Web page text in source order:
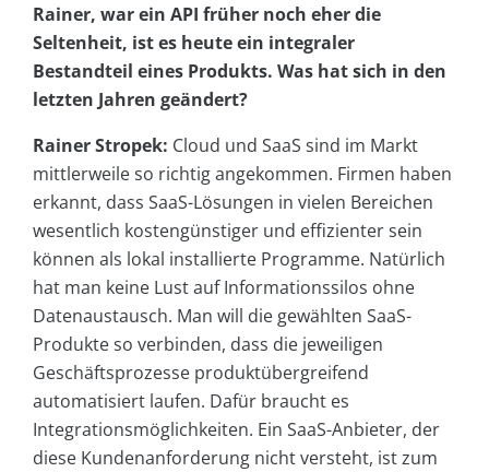
Rainer, war ein API früher noch eher die
Seltenheit, ist es heute ein integraler
Bestandteil eines Produkts. Was hat sich in den
letzten Jahren geändert?
Rainer Stropek: Cloud und SaaS sind im Markt
mittlerweile so richtig angekommen. Firmen haben
erkannt, dass SaaS-Lösungen in vielen Bereichen
wesentlich kostengünstiger und effizienter sein
können als lokal installierte Programme. Natürlich
hat man keine Lust auf Informationssilos ohne
Datenaustausch. Man will die gewählten SaaS-
Produkte so verbinden, dass die jeweiligen
Geschäftsprozesse produktübergreifend
automatisiert laufen. Dafür braucht es
Integrationsmöglichkeiten. Ein SaaS-Anbieter, der
diese Kundenanforderung nicht versteht, ist zum